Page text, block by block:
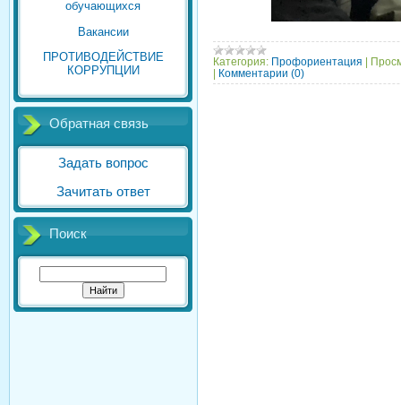
обучающихся
Вакансии
ПРОТИВОДЕЙСТВИЕ
КОРРУПЦИИ
Обратная связь
Задать вопрос
Зачитать ответ
Поиск
Категория: Профориентация |
| Комментарии (0)